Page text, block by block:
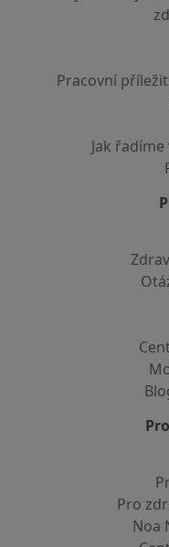
Pracovní
Jak
Pro
Noa